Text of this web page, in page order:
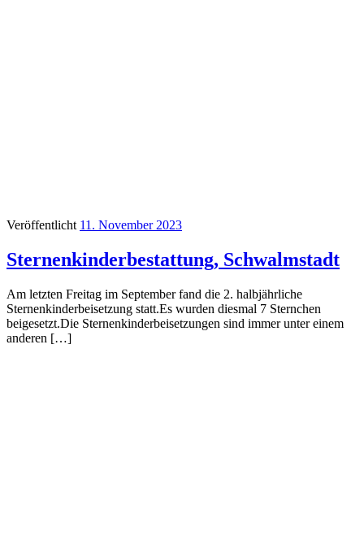
Veröffentlicht 11. November 2023
Sternenkinderbestattung, Schwalmstadt
Am letzten Freitag im September fand die 2. halbjährliche
Sternenkinderbeisetzung statt.Es wurden diesmal 7 Sternchen
beigesetzt.Die Sternenkinderbeisetzungen sind immer unter einem
anderen […]